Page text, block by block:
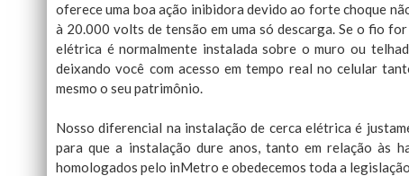
oferece uma boa ação inibidora devido ao forte choque
à 20.000 volts de tensão em uma só descarga. Se o fio
elétrica é normalmente instalada sobre o muro ou
deixando você com acesso em tempo real no celular
mesmo o seu patrimônio.
Nosso diferencial na instalação de cerca elétrica é
para que a instalação dure anos, tanto em relação às
homologados pelo inMetro e obedecemos toda a